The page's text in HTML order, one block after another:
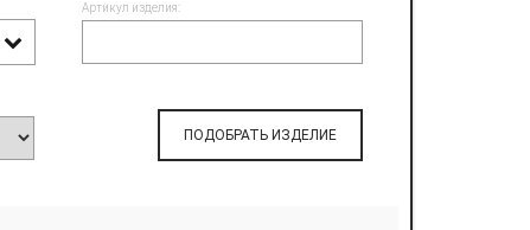
Артикул изделия:
ПОДОБРАТЬ ИЗДЕЛИЕ